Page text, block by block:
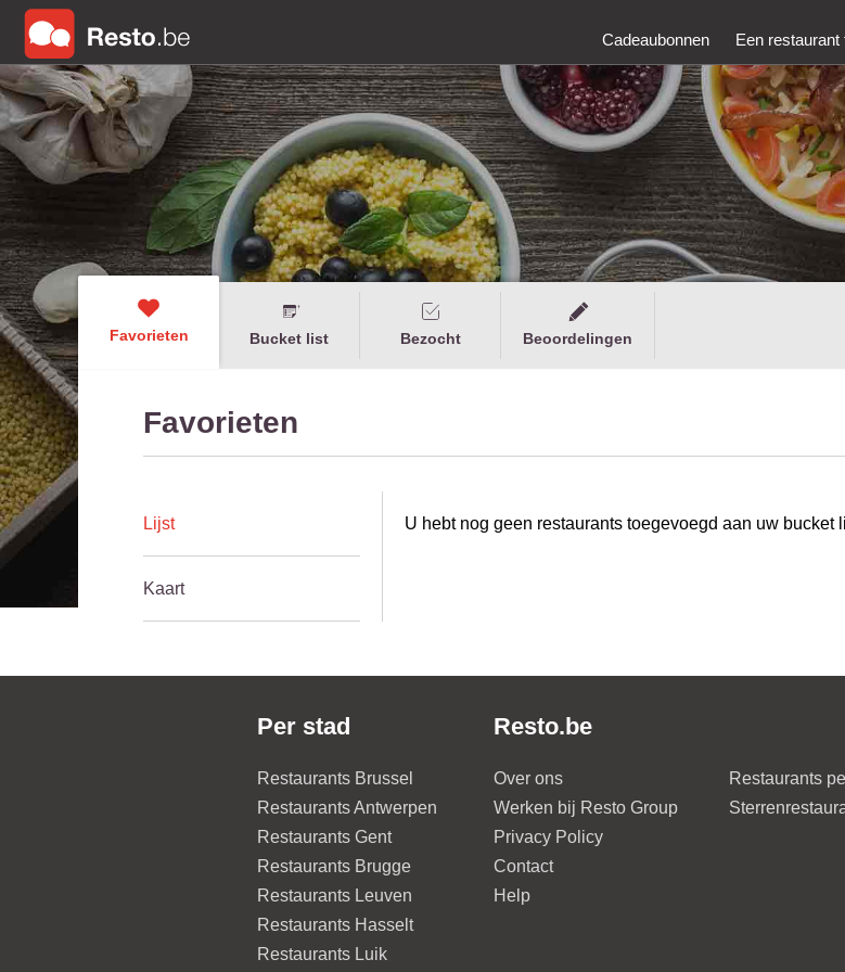
Cadeaubonnen Een restaurant
Favorieten Bucket list Bezocht Beoordelingen
Favorieten
Lijst
Kaart
U hebt nog geen restaurants toegevoegd aan uw bucket
Per stad
Restaurants Brussel
Restaurants Antwerpen
Restaurants Gent
Restaurants Brugge
Restaurants Leuven
Restaurants Hasselt
Restaurants Luik
Resto.be
Over ons
Werken bij Resto Group
Privacy Policy
Contact
Help
Restaurants